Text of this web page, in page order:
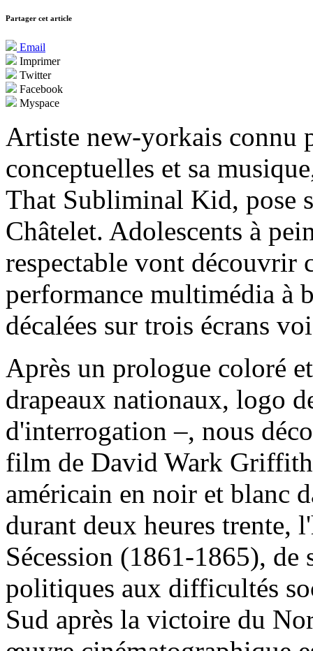
Partager cet article
Email
Imprimer
Twitter
Facebook
Myspace
Artiste new-yorkais connu
conceptuelles et sa
That Subliminal Kid, pose
Châtelet. Adolescents à
respectable vont découvrir
performance multimédia à
décalées sur trois écrans
Après un prologue coloré
drapeaux nationaux, logo
d'interrogation –, nous
film de David Wark
américain en noir et blanc
durant deux heures trente,
Sécession (1861-1865), de
politiques aux difficultés
Sud après la victoire du